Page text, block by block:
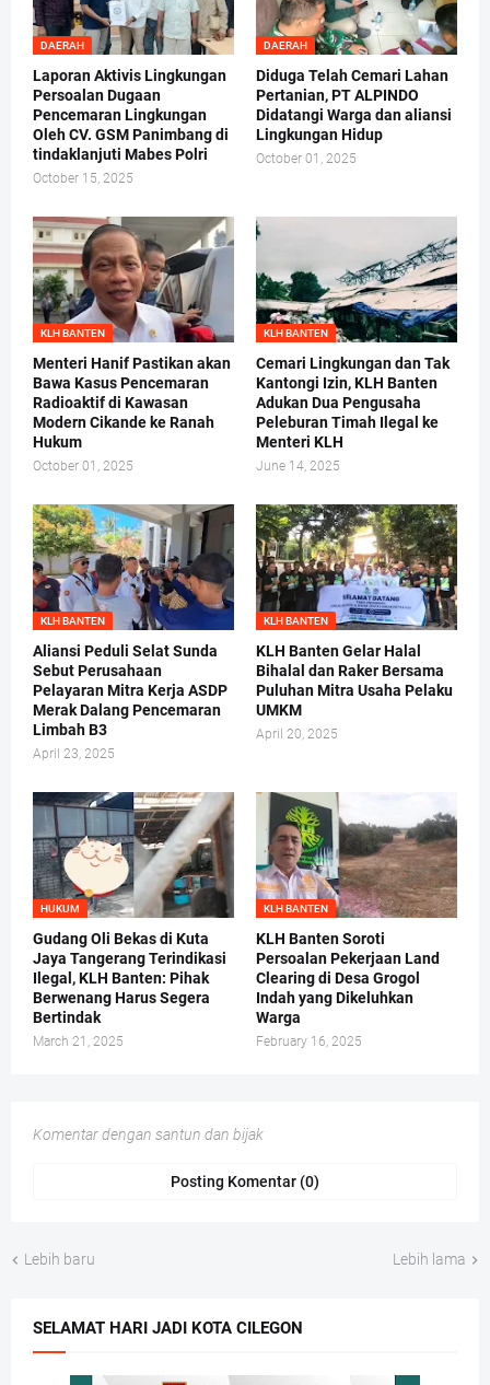
DAERAH
Laporan Aktivis Lingkungan
Persoalan Dugaan
Pencemaran Lingkungan
Oleh CV. GSM Panimbang di
tindaklanjuti Mabes Polri
October 15, 2025
DAERAH
Diduga Telah Cemari Lahan
Pertanian, PT ALPINDO
Didatangi Warga dan aliansi
Lingkungan Hidup
October 01, 2025
KLH BANTEN
Menteri Hanif Pastikan akan
Bawa Kasus Pencemaran
Radioaktif di Kawasan
Modern Cikande ke Ranah
Hukum
October 01, 2025
KLH BANTEN
Cemari Lingkungan dan Tak
Kantongi Izin, KLH Banten
Adukan Dua Pengusaha
Peleburan Timah Ilegal ke
Menteri KLH
June 14, 2025
KLH BANTEN
Aliansi Peduli Selat Sunda
Sebut Perusahaan
Pelayaran Mitra Kerja ASDP
Merak Dalang Pencemaran
Limbah B3
April 23, 2025
KLH BANTEN
KLH Banten Gelar Halal
Bihalal dan Raker Bersama
Puluhan Mitra Usaha Pelaku
UMKM
April 20, 2025
HUKUM
Gudang Oli Bekas di Kuta
Jaya Tangerang Terindikasi
Ilegal, KLH Banten: Pihak
Berwenang Harus Segera
Bertindak
March 21, 2025
KLH BANTEN
KLH Banten Soroti
Persoalan Pekerjaan Land
Clearing di Desa Grogol
Indah yang Dikeluhkan
Warga
February 16, 2025
Komentar dengan santun dan bijak
Posting Komentar (0)
Lebih baru Lebih lama
SELAMAT HARI JADI KOTA CILEGON